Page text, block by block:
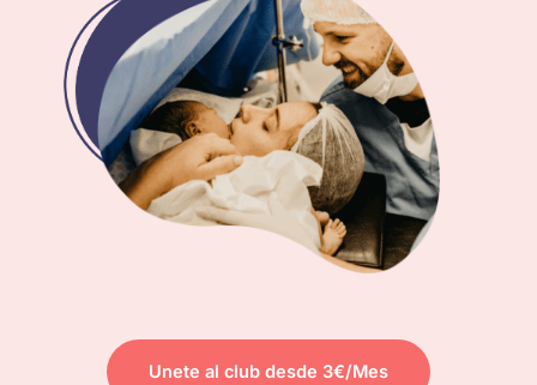
Unete al club desde 3€/Mes